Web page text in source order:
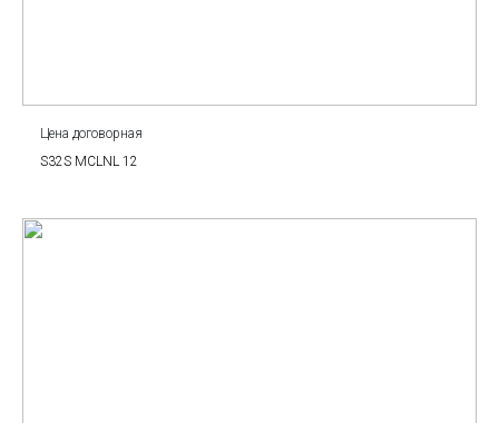
Цена договорная
S32S MCLNL 12